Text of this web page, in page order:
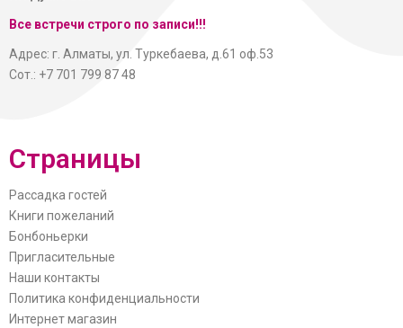
Все встречи строго по записи!!!
Адрес: г. Алматы, ул. Туркебаева, д.61 оф.53
Сот.: +7 701 799 87 48
Страницы
Рассадка гостей
Книги пожеланий
Бонбоньерки
Пригласительные
Наши контакты
Политика конфиденциальности
Интернет магазин